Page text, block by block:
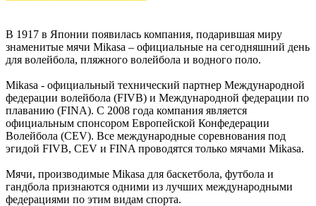
В 1917 в Японии появилась компания, подарившая миру
знаменитые мячи Mikasa – официальные на сегодняшний день
для волейбола, пляжного волейбола и водного поло.
Mikasa - официальный технический партнер Международной
федерации волейбола (FIVB) и Международной федерации по
плаванию (FINA). С 2008 года компания является
официальным спонсором Европейской Конфедерации
Волейбола (CEV). Все международные соревнования под
эгидой FIVB, CEV и FINA проводятся только мячами Mikasa.
Мячи, производимые Mikasa для баскетбола, футбола и
гандбола признаются одними из лучших международными
федерациями по этим видам спорта.